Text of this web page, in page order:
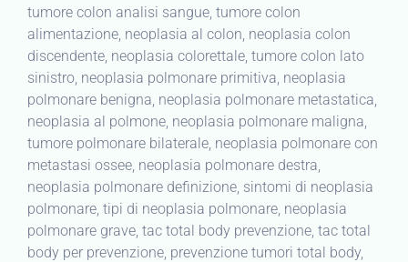
tumore colon analisi sangue, tumore colon
alimentazione, neoplasia al colon, neoplasia colon
discendente, neoplasia colorettale, tumore colon lato
sinistro, neoplasia polmonare primitiva, neoplasia
polmonare benigna, neoplasia polmonare metastatica,
neoplasia al polmone, neoplasia polmonare maligna,
tumore polmonare bilaterale, neoplasia polmonare con
metastasi ossee, neoplasia polmonare destra,
neoplasia polmonare definizione, sintomi di neoplasia
polmonare, tipi di neoplasia polmonare, neoplasia
polmonare grave, tac total body prevenzione, tac total
body per prevenzione, prevenzione tumori total body,